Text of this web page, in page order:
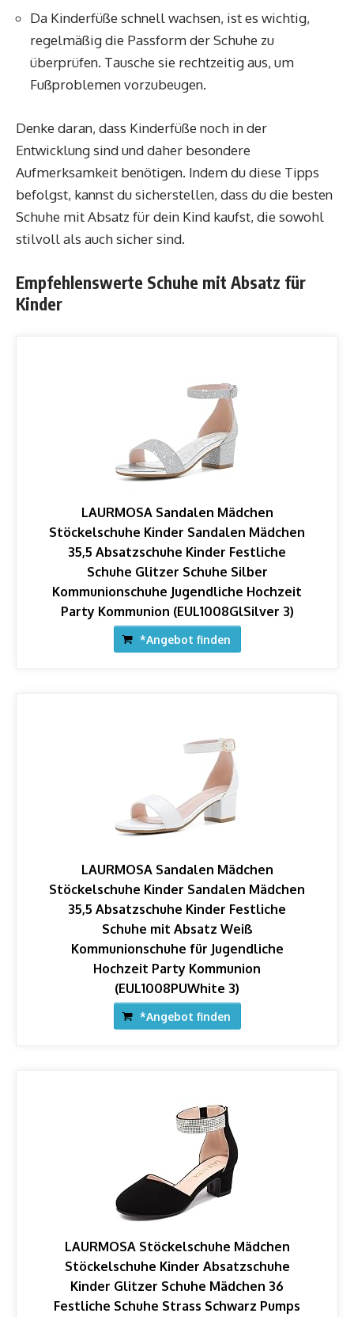
Da Kinderfüße schnell wachsen, ist es wichtig,
regelmäßig die Passform der Schuhe zu
überprüfen. Tausche sie rechtzeitig aus, um
Fußproblemen vorzubeugen.
Denke daran, dass Kinderfüße noch in der
Entwicklung sind und daher besondere
Aufmerksamkeit benötigen. Indem du diese Tipps
befolgst, kannst du sicherstellen, dass du die besten
Schuhe mit Absatz für dein Kind kaufst, die sowohl
stilvoll als auch sicher sind.
Empfehlenswerte Schuhe mit Absatz für
Kinder
LAURMOSA Sandalen Mädchen
Stöckelschuhe Kinder Sandalen Mädchen
35,5 Absatzschuhe Kinder Festliche
Schuhe Glitzer Schuhe Silber
Kommunionschuhe Jugendliche Hochzeit
Party Kommunion (EUL1008GlSilver 3)
*Angebot finden
LAURMOSA Sandalen Mädchen
Stöckelschuhe Kinder Sandalen Mädchen
35,5 Absatzschuhe Kinder Festliche
Schuhe mit Absatz Weiß
Kommunionschuhe für Jugendliche
Hochzeit Party Kommunion
(EUL1008PUWhite 3)
*Angebot finden
LAURMOSA Stöckelschuhe Mädchen
Stöckelschuhe Kinder Absatzschuhe
Kinder Glitzer Schuhe Mädchen 36
Festliche Schuhe Strass Schwarz Pumps